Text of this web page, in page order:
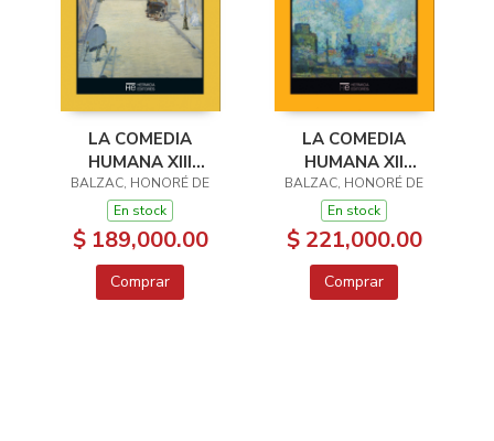
LA COMEDIA
HUMANA XIII
ESCENAS DE LA
VIDA POLÍTICA
BALZAC, HONORÉ DE
En stock
$ 189,000.00
Comprar
LA COMEDIA
HUMANA XII
ESCENAS DE LA
VIDA PARISIENSE
BALZAC, HONORÉ DE
En stock
$ 221,000.00
Comprar